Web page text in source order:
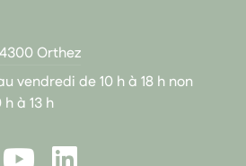
Orthez
vendredi de 10 h à 18 h non
à 13 h
LinkedIn